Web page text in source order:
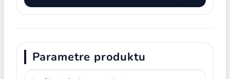
Parametre produktu